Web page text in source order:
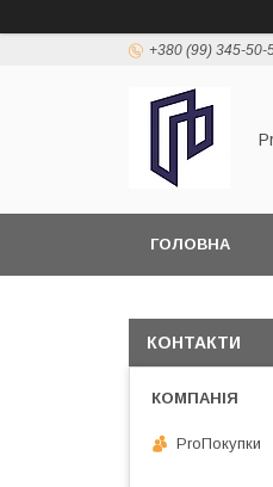
+380 (99) 345-50-
ГОЛОВНА
КОНТАКТИ
ProПокупки